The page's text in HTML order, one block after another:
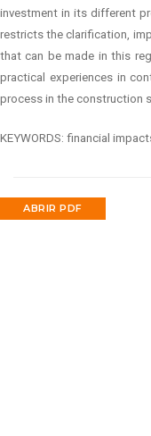
investment in its different
restricts the clarification,
that can be made in this
practical experiences in
process in the construction
KEYWORDS: financial
ABRIR PDF